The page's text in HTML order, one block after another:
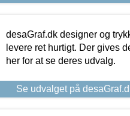
desaGraf.dk designer og
levere ret hurtigt. Der gives
her for at se deres udvalg.
Se udvalget på